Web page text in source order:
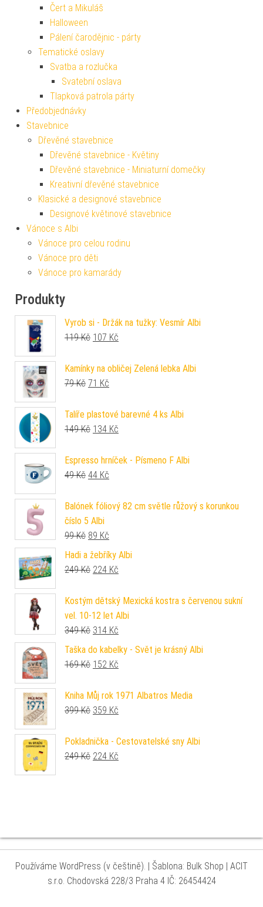
Čert a Mikuláš
Halloween
Pálení čarodějnic - párty
Tematické oslavy
Svatba a rozlučka
Svatební oslava
Tlapková patrola párty
Předobjednávky
Stavebnice
Dřevěné stavebnice
Dřevěné stavebnice - Květiny
Dřevěné stavebnice - Miniaturní domečky
Kreativní dřevěné stavebnice
Klasické a designové stavebnice
Designové květinové stavebnice
Vánoce s Albi
Vánoce pro celou rodinu
Vánoce pro děti
Vánoce pro kamarády
Produkty
Vyrob si - Držák na tužky: Vesmír Albi
119Kč Původní cena byla: 119 Kč.
107 Kč
Kamínky na obličej Zelená lebka Albi
79Kč Původní cena byla: 79 Kč.
71 Kč
Talíře plastové barevné 4 ks Albi
149Kč Původní cena byla: 149 Kč.
134 Kč
Espresso hrníček - Písmeno F Albi
49Kč Původní cena byla: 49 Kč.
44 Kč
Balónek fóliový 82 cm světle růžový s korunkou
číslo 5 Albi
99Kč Původní cena byla: 99 Kč.
89 Kč
Hadi a žebříky Albi
249Kč Původní cena byla: 249 Kč.
224 Kč
Kostým dětský Mexická kostra s červenou sukní
vel. 10-12 let Albi
349Kč Původní cena byla: 349 Kč.
314 Kč
Taška do kabelky - Svět je krásný Albi
169Kč Původní cena byla: 169 Kč.
152 Kč
Kniha Můj rok 1971 Albatros Media
399Kč Původní cena byla: 399 Kč.
359 Kč
Pokladnička - Cestovatelské sny Albi
249Kč Původní cena byla: 249 Kč.
224 Kč
Používáme WordPress (v češtině). Šablona: Bulk Shop
| ACIT
s.r.o. Chodovská 228/3 Praha 4 IČ: 26454424